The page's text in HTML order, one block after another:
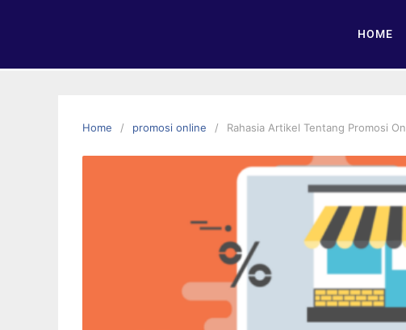
HOME
Home promosi online Rahasia Artikel Tentang Promosi